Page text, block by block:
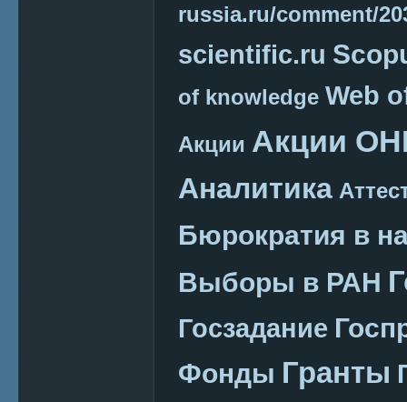
russia.ru/comment/
scientific.ru
of knowledge Web
Акции Акции
Аналитика
Бюрократия в
Выборы в РАН
Госзадание
Фонды Гранты